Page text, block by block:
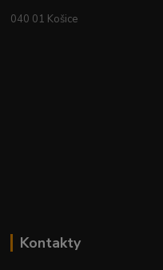
040 01 Košice
Kontakty